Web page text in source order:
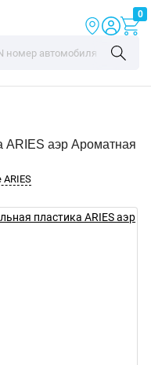
0
ARIES аэр Ароматная